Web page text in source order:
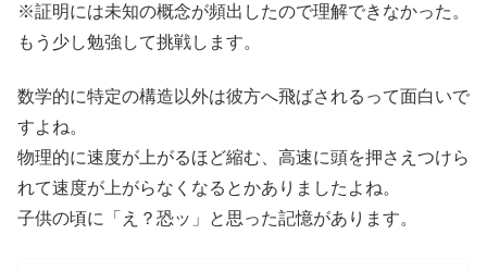
※証明には未知の概念が頻出したので理解できなかった。
もう少し勉強して挑戦します。
数学的に特定の構造以外は彼方へ飛ばされるって面白いで
すよね。
物理的に速度が上がるほど縮む、高速に頭を押さえつけら
れて速度が上がらなくなるとかありましたよね。
子供の頃に「え？恐ッ」と思った記憶があります。